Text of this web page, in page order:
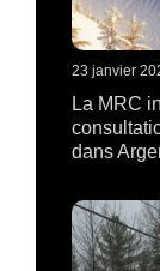
23 janvier
La MRC
dans